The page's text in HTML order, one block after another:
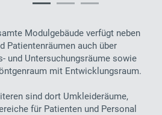
Modulgebäude verfügt neben
Patientenräumen auch über
und Untersuchungsräume sowie
mit Entwicklungsraum.
sind dort Umkleideräume,
für Patienten und Personal